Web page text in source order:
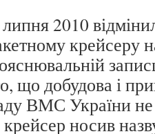
2010
крейсеру
що добудова і
ВМС України не
носив